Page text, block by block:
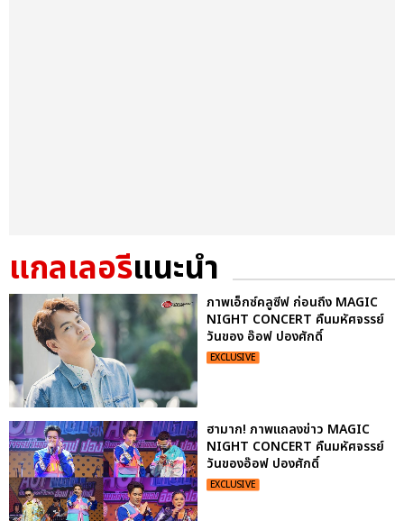
แกลเลอรีแนะนำ
ภาพเอ็กซ์คลูซีฟ ก่อนถึง MAGIC
NIGHT CONCERT คืนมหัศจรรย์
วันของ อ๊อฟ ปองศักดิ์
EXCLUSIVE
ฮามาก! ภาพแถลงข่าว MAGIC
NIGHT CONCERT คืนมหัศจรรย์
วันของอ๊อฟ ปองศักดิ์
EXCLUSIVE